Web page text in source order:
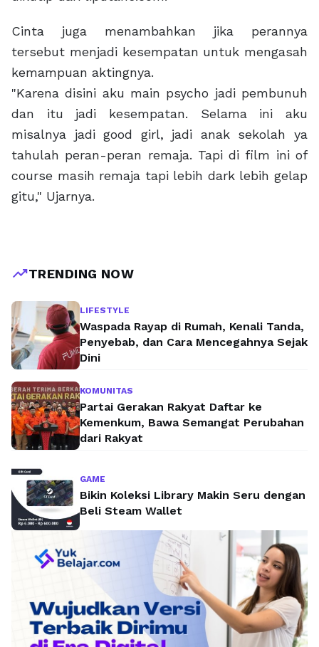
Cinta juga menambahkan jika perannya
tersebut menjadi kesempatan untuk mengasah
kemampuan aktingnya.
"Karena disini aku main psycho jadi pembunuh
dan itu jadi kesempatan. Selama ini aku
misalnya jadi good girl, jadi anak sekolah ya
tahulah peran-peran remaja. Tapi di film ini of
course masih remaja tapi lebih dark lebih gelap
gitu," Ujarnya.
trending_upTRENDING NOW
LIFESTYLE
Waspada Rayap di Rumah, Kenali Tanda,
Penyebab, dan Cara Mencegahnya Sejak
Dini
KOMUNITAS
Partai Gerakan Rakyat Daftar ke
Kemenkum, Bawa Semangat Perubahan
dari Rakyat
GAME
Bikin Koleksi Library Makin Seru dengan
Beli Steam Wallet